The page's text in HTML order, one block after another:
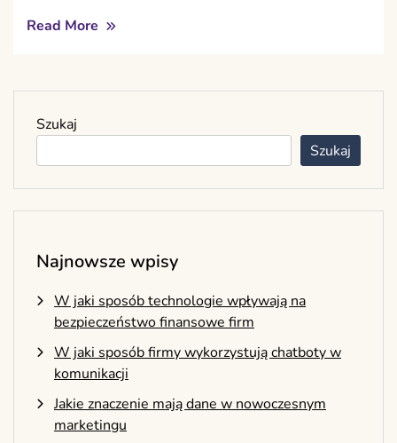
Read More
Szukaj
Szukaj
Najnowsze wpisy
W jaki sposób technologie wpływają na
bezpieczeństwo finansowe firm
W jaki sposób firmy wykorzystują chatboty w
komunikacji
Jakie znaczenie mają dane w nowoczesnym
marketingu